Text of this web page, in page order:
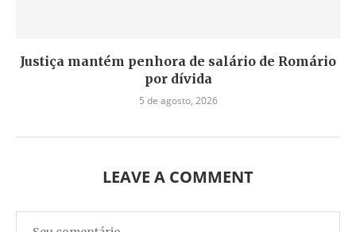
Justiça mantém penhora de salário de Romário
por dívida
5 de agosto, 2026
LEAVE A COMMENT